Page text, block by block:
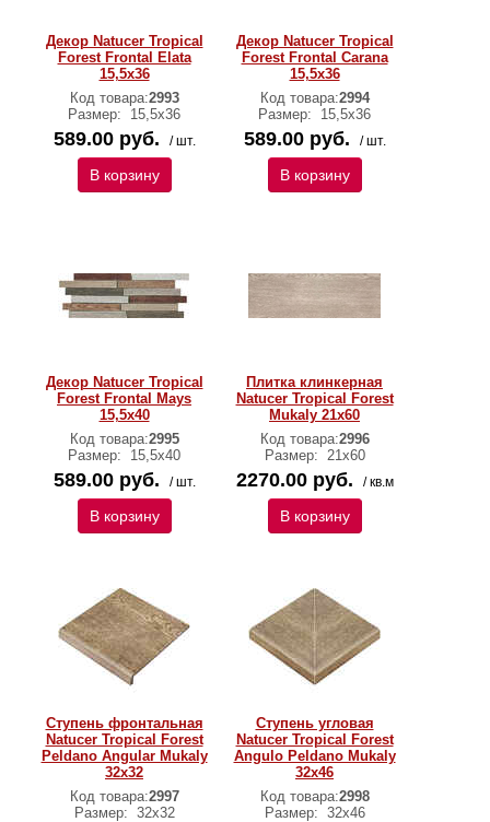
Декор Natucer Tropical
Forest Frontal Elata
15,5х36
Код товара:2993
Размер:
15,5х36
589.00 руб. / шт.
В корзину
Декор Natucer Tropical
Forest Frontal Carana
15,5х36
Код товара:2994
Размер:
15,5х36
589.00 руб. / шт.
В корзину
Декор Natucer Tropical
Forest Frontal Mays
15,5х40
Код товара:2995
Размер:
15,5х40
589.00 руб. / шт.
В корзину
Плитка клинкерная
Natucer Tropical Forest
Mukaly 21х60
Код товара:2996
Размер: 21х60
2270.00 руб. / кв.м
В корзину
Ступень фронтальная
Natucer Tropical Forest
Peldano Angular Mukaly
32x32
Код товара:2997
Размер: 32x32
Ступень угловая
Natucer Tropical Forest
Angulo Peldano Mukaly
32х46
Код товара:2998
Размер: 32х46